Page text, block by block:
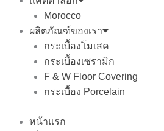
Morocco
ผลิตภัณฑ์ของเรา
กระเบื้องโมเสค
กระเบื้องเซรามิก
F & W Floor Covering
กระเบื้อง Porcelain
หน้าแรก